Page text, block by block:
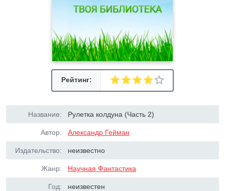
Рейтинг:
Название: Рулетка колдуна (Часть 2)
Автор: Александр Гейман
Издательство: неизвестно
Жанр: Научная Фантастика
Год: неизвестен